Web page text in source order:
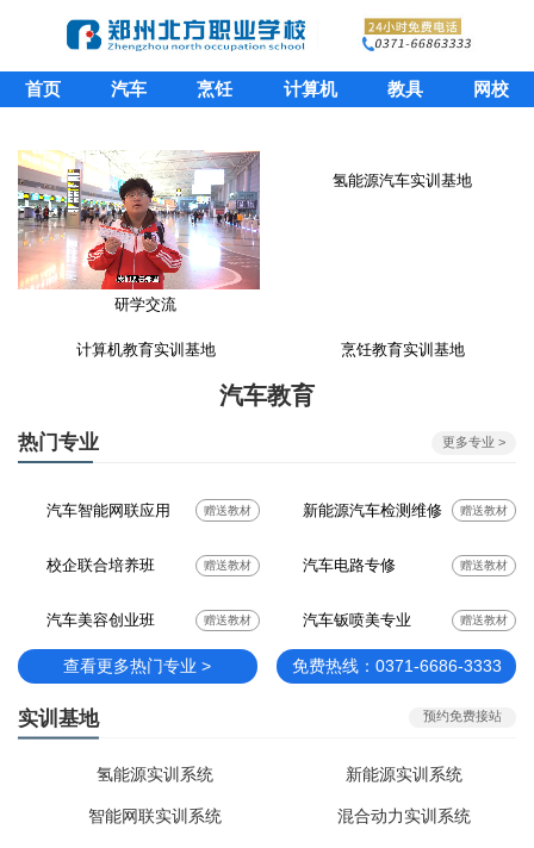
首页 汽车 烹饪 计算机 教具 网校
研学交流
氢能源汽车实训基地
计算机教育实训基地 烹饪教育实训基地
汽车教育
热门专业 更多专业 >
汽车智能网联应用 赠送教材 新能源汽车检测维修 赠送教材
校企联合培养班 赠送教材 汽车电路专修 赠送教材
汽车美容创业班 赠送教材 汽车钣喷美专业 赠送教材
查看更多热门专业 > 免费热线：0371-6686-3333
实训基地 预约免费接站
氢能源实训系统 新能源实训系统
智能网联实训系统 混合动力实训系统